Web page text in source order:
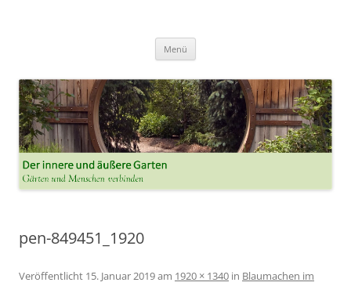
Menü
pen-849451_1920
Veröffentlicht 15. Januar 2019am 1920 × 1340 in Blaumachen im